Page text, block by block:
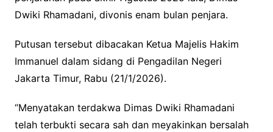
Dwiki Rhamadani, divonis enam bulan penjara.
Putusan tersebut dibacakan Ketua Majelis Hakim
Immanuel dalam sidang di Pengadilan Negeri
Jakarta Timur, Rabu (21/1/2026).
“Menyatakan terdakwa Dimas Dwiki Rhamadani
telah terbukti secara sah dan meyakinkan bersalah